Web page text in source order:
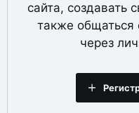
сайта, создавать
также общаться
через